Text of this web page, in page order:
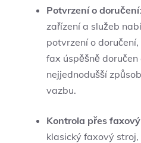
Potvrzení o doručení
zařízení a služeb
potvrzení o
fax úspěšně
nejjednodušší
vazbu.
Kontrola přes
klasický faxový